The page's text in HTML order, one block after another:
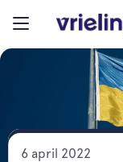
6 april 2022